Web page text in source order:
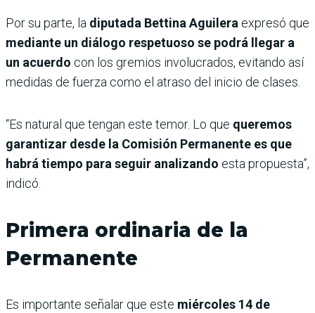
Por su parte, la diputada Bettina Aguilera expresó que
mediante un diálogo respetuoso se podrá llegar a
un acuerdo con los gremios involucrados, evitando así
medidas de fuerza como el atraso del inicio de clases.
“Es natural que tengan este temor. Lo que queremos
garantizar desde la Comisión Permanente es que
habrá tiempo para seguir analizando esta propuesta”,
indicó.
Primera ordinaria de la
Permanente
Es importante señalar que este miércoles 14 de